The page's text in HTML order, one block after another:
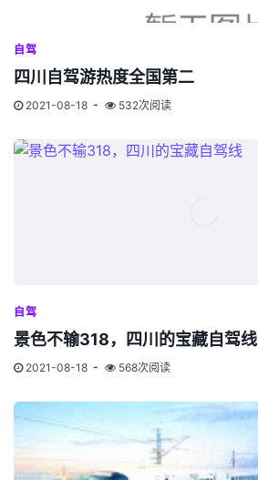
自驾
四川自驾游热度全国第二
2021-08-18 532次阅读
自驾
景色不输318，四川的宝藏自驾线
2021-08-18 568次阅读